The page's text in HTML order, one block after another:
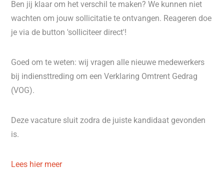
Ben jij klaar om het verschil te maken? We kunnen niet
wachten om jouw sollicitatie te ontvangen. Reageren doe
je via de button 'solliciteer direct'!
Goed om te weten: wij vragen alle nieuwe medewerkers
bij indiensttreding om een Verklaring Omtrent Gedrag
(VOG).
Deze vacature sluit zodra de juiste kandidaat gevonden
is.
Lees hier meer